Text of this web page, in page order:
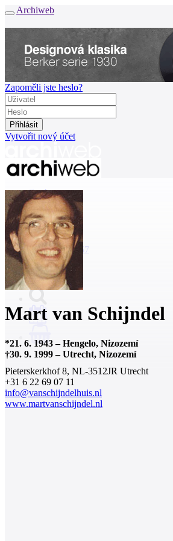
Archiweb
Zapoměli jste heslo?
Vytvořit nový účet
Zprávy
Architekti
Stavby
Katalog
E-shop
Burza práce157
en
0
Mart van Schijndel
*21. 6. 1943–Hengelo, Nizozemí
†30. 9. 1999–Utrecht, Nizozemí
Pieterskerkhof 8, NL-3512JR Utrecht
+31 6 22 69 07 11
info@vanschijndelhuis.nl
www.martvanschijndel.nl